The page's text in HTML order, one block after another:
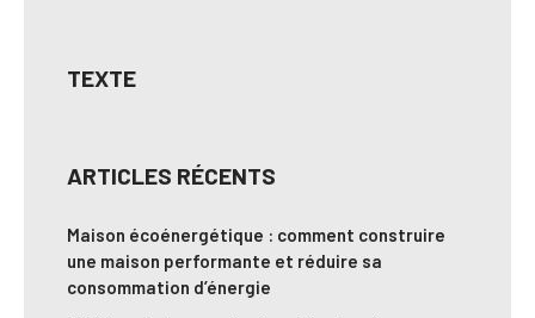
TEXTE
ARTICLES RÉCENTS
Maison écoénergétique : comment construire
une maison performante et réduire sa
consommation d’énergie